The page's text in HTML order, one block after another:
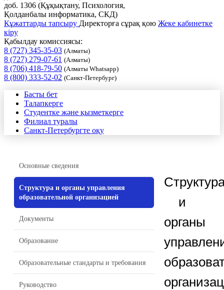
доб. 1306 (Құқықтану, Психология,
Қолданбалы информатика, СКД)
Құжаттарды тапсыру Директорға сұрақ қою Жеке кабинетке
кіру
Қабылдау комиссиясы:
8 (727) 345-35-03 (Алматы)
8 (727) 279-07-61 (Алматы)
8 (706) 418-79-50 (Алматы Whatsapp)
8 (800) 333-52-02 (Санкт-Петербург)
Басты бет
Талапкерге
Студентке және қызметкерге
Филиал туралы
Санкт-Петербургте оқу
Основные сведения
Структура и органы управления
образовательной организацией
Документы
Образование
Образовательные стандарты и требования
Руководство
и
органы